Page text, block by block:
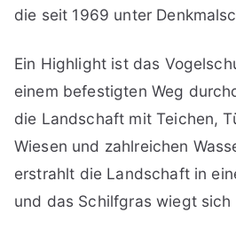
die seit 1969 unter
Ein Highlight ist das
einem befestigten Weg
die Landschaft mit Teichen,
Wiesen und zahlreichen
erstrahlt die Landschaft in
und das Schilfgras wiegt sich